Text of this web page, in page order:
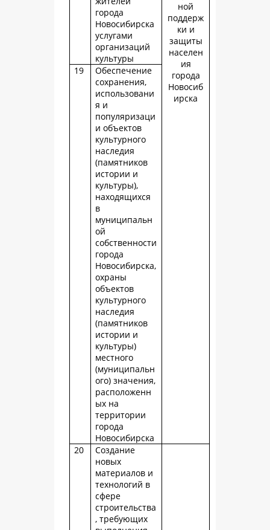
ной
поддерж
ки и
защиты
населен
ия
города
Новосиб
ирска
города
Новосибирска
услугами
организаций
культуры
19
Обеспечение
сохранения,
использовани
я и
популяризаци
и объектов
культурного
наследия
(памятников
истории и
культуры),
находящихся
в
муниципальн
ой
собственности
города
Новосибирска,
охраны
объектов
культурного
наследия
(памятников
истории и
культуры)
местного
(муниципальн
ого) значения,
расположенн
ых на
территории
города
Новосибирска
20
Создание
новых
материалов и
технологий в
сфере
строительства
, требующих